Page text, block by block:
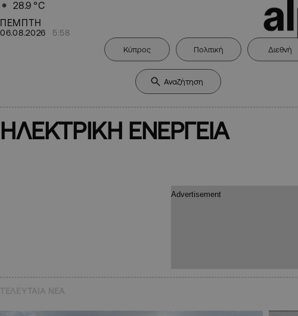
28.9 °C
ΠΕΜΠΤΗ
06.08.2026 5:58
Κύπρος Πολιτική Διεθνή
ΗΛΕΚΤΡΙΚΗ ΕΝΕΡΓΕΙΑ